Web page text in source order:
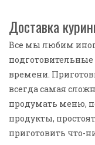
Доставка
Все мы любим
времени.
всегда самая
продумать меню,
продукты,
приготовить что-